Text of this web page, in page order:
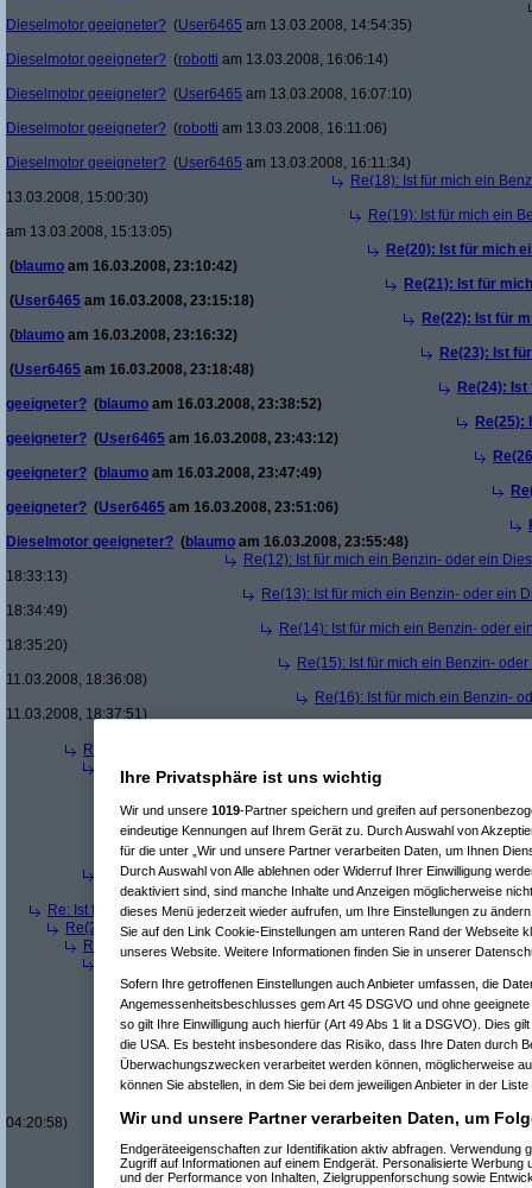
Dieselmotor geeigneter? (User6465 am 13.03.2008, 14:54:35)
Dieselmotor geeigneter? (robotti am 13.03.2008, 16:06:14)
Dieselmotor geeigneter? (User6465 am 13.03.2008, 16:07:10)
Dieselmotor geeigneter? (robotti am 13.03.2008, 16:11:06)
Dieselmotor geeigneter? (User6465 am 13.03.2008, 16:11:34)
Re(18): Ist für mich ein
13.03.2008, 15:00:30)
Re(19): Ist für mich ein
am 13.03.2008, 15:13:05)
Re(20): Ist für mich
(blaumo am 16.03.2008, 23:10:42)
Re(21): Ist für
(User6465 am 16.03.2008, 23:15:18)
Re(22): Ist für
(blaumo am 16.03.2008, 23:16:32)
Re(23): Ist
(User6465 am 16.03.2008, 23:18:48)
Re(24):
geeigneter? (blaumo am 16.03.2008, 23:38:52)
Re(25):
geeigneter? (User6465 am 16.03.2008, 23:43:12)
geeigneter? (blaumo am 16.03.2008, 23:47:49)
geeigneter? (User6465 am 16.03.2008, 23:51:06)
Dieselmotor geeigneter? (blaumo am 16.03.2008, 23:55:48)
Re(12): Ist für mich ein Benzin- oder ein
18:33:13)
Re(13): Ist für mich ein Benzin- oder ein
18:34:49)
Re(14): Ist für mich ein Benzin- oder
18:35:20)
Re(15): Ist für mich ein Benzin-
11.03.2008, 18:36:08)
Re(16): Ist für mich ein Benzin-
11.03.2008, 18:37:51)
Re(3): Ist für mich ein Benzin- oder ein Dieselmotor geeigneter?
Re(4): Ist für mich ein Benzin- oder ein Dieselmotor geeigneter?
Re(5): Ist für mich ein Benzin- oder ein Dieselmotor geeigneter?
Re(6): Ist für mich ein Benzin- oder ein Dieselmotor
Re(7): Ist für mich ein Benzin- oder ein Dieselmotor
Re(6): Ist für mich ein Benzin- oder ein Dieselmotor
Re(7): Ist für mich ein Benzin- oder ein Dieselmotor
Re(4): Ist für mich ein Benzin- oder ein Dieselmotor geeigneter?(
Re(5): Ist für mich ein Benzin- oder ein Dieselmotor geeigneter?
Re: Ist für mich ein Benzin- oder ein Dieselmotor geeigneter?(Superfast
Re(2): Ist für mich ein Benzin- oder ein Dieselmotor geeigneter?(dizo
Re(3): Ist für mich ein Benzin- oder ein Dieselmotor geeigneter?(
Re(5): Ist für mich ein Benzin- oder ein Dieselmotor geeigneter?
Re(6): Ist für mich ein Benzin- oder ein Dieselmotor
Re(7): Ist für mich ein Benzin- oder ein Dieselmotor
Re(8): Ist für mich ein Benzin- oder ein Dieselmotor
Re(9): Ist für mich ein Benzin- oder ein Dieselmotor
Re(10): Ist für mich ein Benzin- oder ein
Re(11): Ist für mich ein Benzin- oder ein
04:20:58)
Re(7): Ist für mich ein Benzin- oder ein Dieselmotor
Re(7): Ist für mich ein Benzin- oder ein Dieselmotor
Re(8): Ist für mich ein Benzin- oder ein Dieselmotor
Ihre Privatsphäre ist uns wichtig
Wir und unsere 1019-Partner speichern und greifen auf
eindeutige Kennungen auf Ihrem Gerät zu. Durch Auswahl von
für die unter „Wir und unsere Partner verarbeiten Daten, um Ihnen
Durch Auswahl von Alle ablehnen oder Widerruf Ihrer Einwilligung
deaktiviert sind, sind manche Inhalte und Anzeigen möglicherweise
dieses Menü jederzeit wieder aufrufen, um Ihre Einstellungen zu
Sie auf den Link Cookie-Einstellungen am unteren Rand der Webseite
unseres Website. Weitere Informationen finden Sie in unserer
Sofern Ihre getroffenen Einstellungen auch Anbieter umfassen, die
Angemessenheitsbeschlusses gem Art 45 DSGVO und ohne
so gilt Ihre Einwilligung auch hierfür (Art 49 Abs 1 lit a DSGVO). Dies
die USA. Es besteht insbesondere das Risiko, dass Ihre Daten durch
Überwachungszwecken verarbeitet werden können, möglicherweise
können Sie abstellen, in dem Sie bei dem jeweiligen Anbieter in der
Wir und unsere Partner verarbeiten Daten, um
Endgeräteeigenschaften zur Identifikation aktiv abfragen. Verwendung
Zugriff auf Informationen auf einem Endgerät. Personalisierte Werbung
und der Performance von Inhalten, Zielgruppenforschung sowie